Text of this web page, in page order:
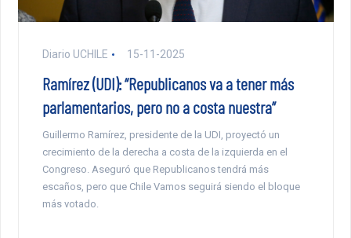
Diario UCHILE 15-11-2025
Ramírez (UDI): “Republicanos va a tener más
parlamentarios, pero no a costa nuestra”
Guillermo Ramírez, presidente de la UDI, proyectó un
crecimiento de la derecha a costa de la izquierda en el
Congreso. Aseguró que Republicanos tendrá más
escaños, pero que Chile Vamos seguirá siendo el bloque
más votado.